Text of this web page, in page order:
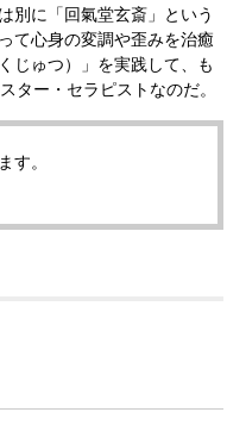
別に「回氣堂玄斎」という
て心身の変調や歪みを治癒
じゅつ）」を実践して、も
ター・セラピストなのだ。
す。